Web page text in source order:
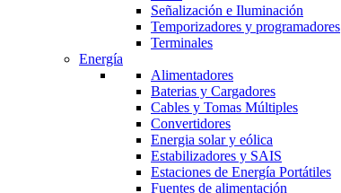
Señalización e Iluminación
Temporizadores y programadores
Terminales
Energía
Alimentadores
Baterias y Cargadores
Cables y Tomas Múltiples
Convertidores
Energia solar y eólica
Estabilizadores y SAIS
Estaciones de Energía Portátiles
Fuentes de alimentación